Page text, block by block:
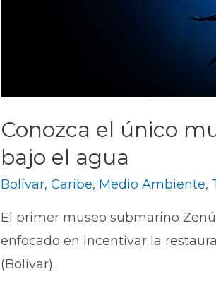
Conozca el único
bajo el agua
Bolívar,Caribe, Medio Ambiente,
El primer museo submarino
enfocado en incentivar la
(Bolívar).